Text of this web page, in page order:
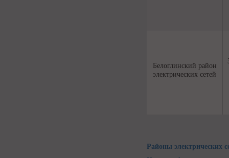
Белоглинский район
электрических сетей
Районы электрических